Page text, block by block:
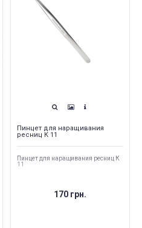
Пинцет для наращивания
ресниц К 11
Пинцет для наращивания ресниц К
11
170 грн.